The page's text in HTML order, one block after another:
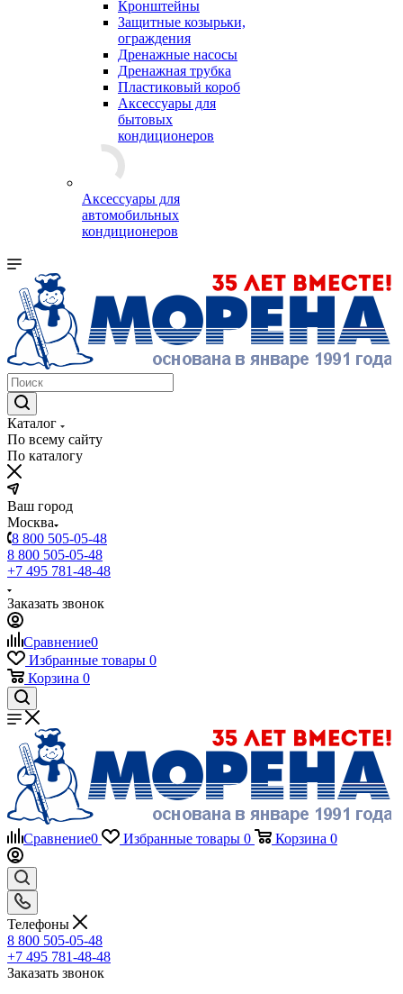
Кронштейны
Защитные козырьки,
ограждения
Дренажные насосы
Дренажная трубка
Пластиковый короб
Аксессуары для
бытовых
кондиционеров
Аксессуары для
автомобильных
кондиционеров
Каталог
По всему сайту
По каталогу
Ваш город
Москва
8 800 505-05-48
8 800 505-05-48
+7 495 781-48-48
Заказать звонок
Сравнение0
Избранные товары 0
Корзина 0
Сравнение0 Избранные товары 0 Корзина 0
Телефоны
8 800 505-05-48
+7 495 781-48-48
Заказать звонок